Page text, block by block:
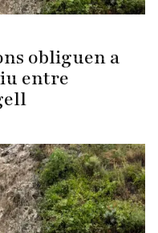
obliguen a
entre